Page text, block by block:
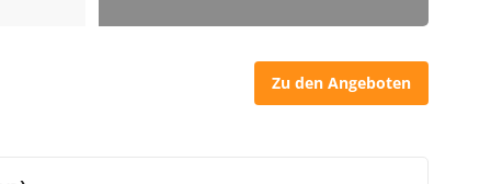
Zu den Angeboten